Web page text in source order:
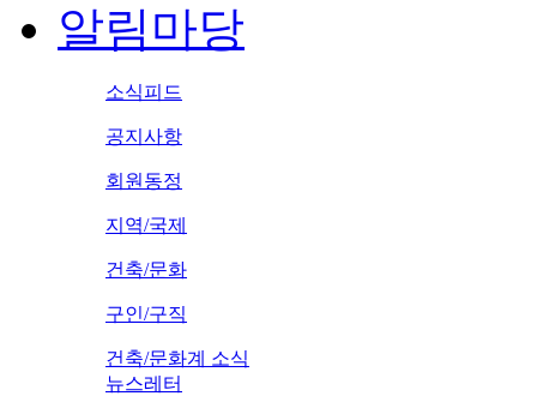
알림마당
소식피드
공지사항
회원동정
지역/국제
건축/문화
구인/구직
건축/문화계 소식
뉴스레터